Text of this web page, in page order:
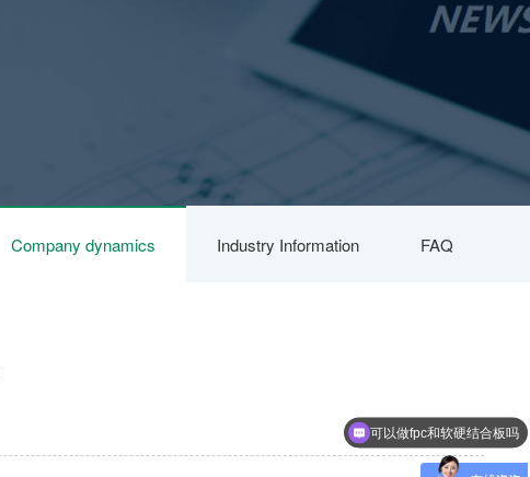
Company dynamics Industry Information FAQ
可以做fpc和软硬结合板吗